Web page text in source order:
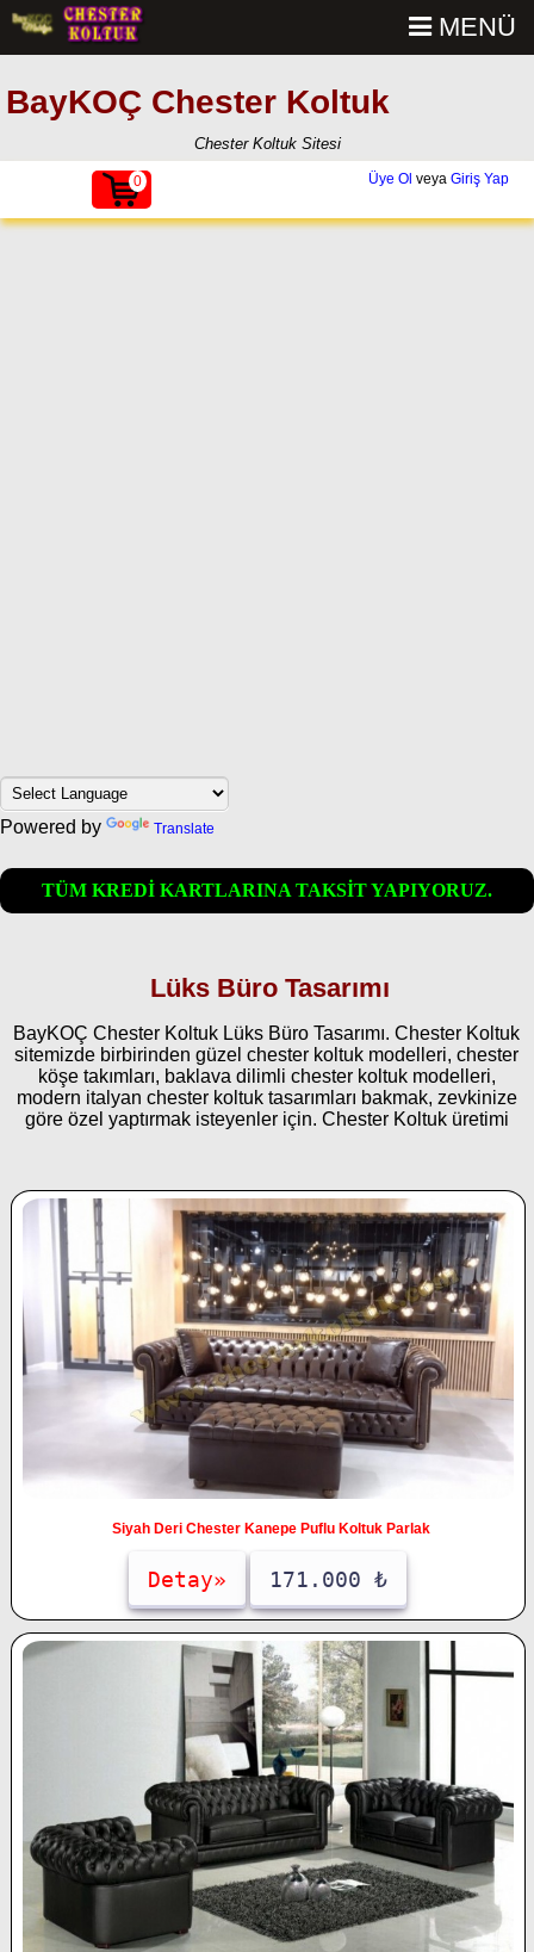
BayKOÇ Chester Koltuk
MENÜ
Chester Koltuk Sitesi
0 Üye Ol veya Giriş Yap
Powered by Translate
TÜM KREDİ KARTLARINA TAKSİT YAPIYORUZ.
Lüks Büro Tasarımı
BayKOÇ Chester Koltuk Lüks Büro Tasarımı. Chester Koltuk
sitemizde birbirinden güzel chester koltuk modelleri, chester
köşe takımları, baklava dilimli chester koltuk modelleri,
modern italyan chester koltuk tasarımları bakmak, zevkinize
göre özel yaptırmak isteyenler için. Chester Koltuk üretimi
Siyah Deri Chester Kanepe Puflu Koltuk Parlak
Detay» 171.000 ₺